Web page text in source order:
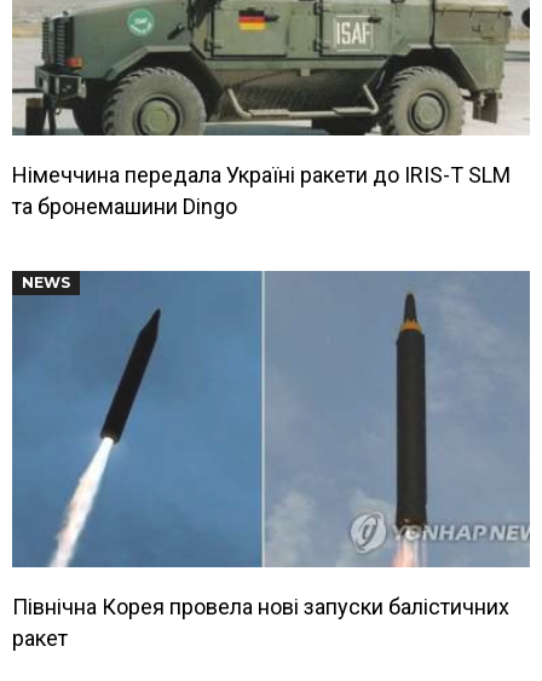
Німеччина передала Україні ракети до IRIS-T SLM
та бронемашини Dingo
NEWS
Північна Корея провела нові запуски балістичних
ракет